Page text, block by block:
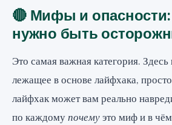
🔴 Мифы и опасности:
нужно быть
Это самая важная категория.
лежащее в основе лайфхака,
лайфхак может вам реально
по каждомупочемуэто миф и в